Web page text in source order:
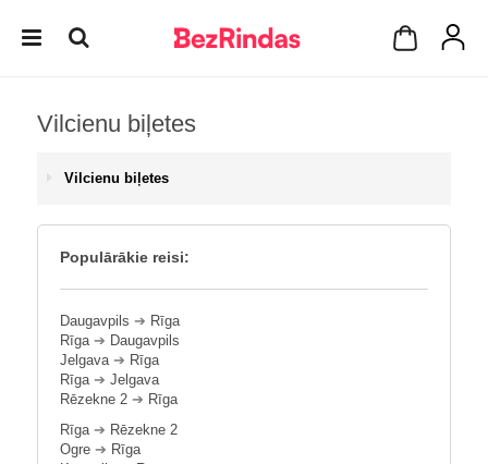
Vilcienu biļetes
Vilcienu biļetes
Populārākie reisi:
Daugavpils ➔ Rīga
Rīga➔ Daugavpils
Jelgava➔ Rīga
Rīga➔ Jelgava
Rēzekne 2 ➔ Rīga
Rīga➔ Rēzekne 2
Ogre ➔ Rīga